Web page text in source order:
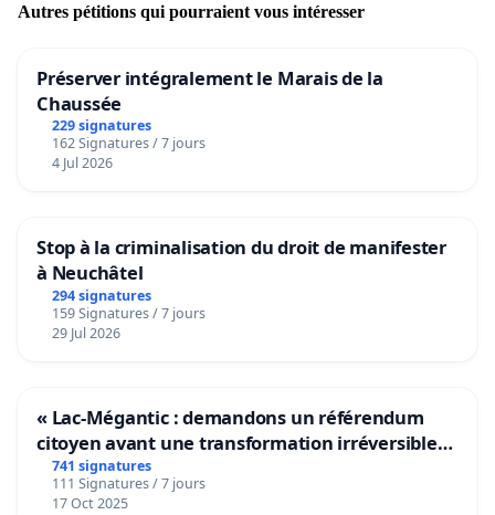
Autres pétitions qui pourraient vous intéresser
Préserver intégralement le Marais de la
Chaussée
229 signatures
162 Signatures / 7 jours
4 Jul 2026
Stop à la criminalisation du droit de manifester
à Neuchâtel
294 signatures
159 Signatures / 7 jours
29 Jul 2026
« Lac-Mégantic : demandons un référendum
citoyen avant une transformation irréversible
de notre territoire »
741 signatures
111 Signatures / 7 jours
17 Oct 2025